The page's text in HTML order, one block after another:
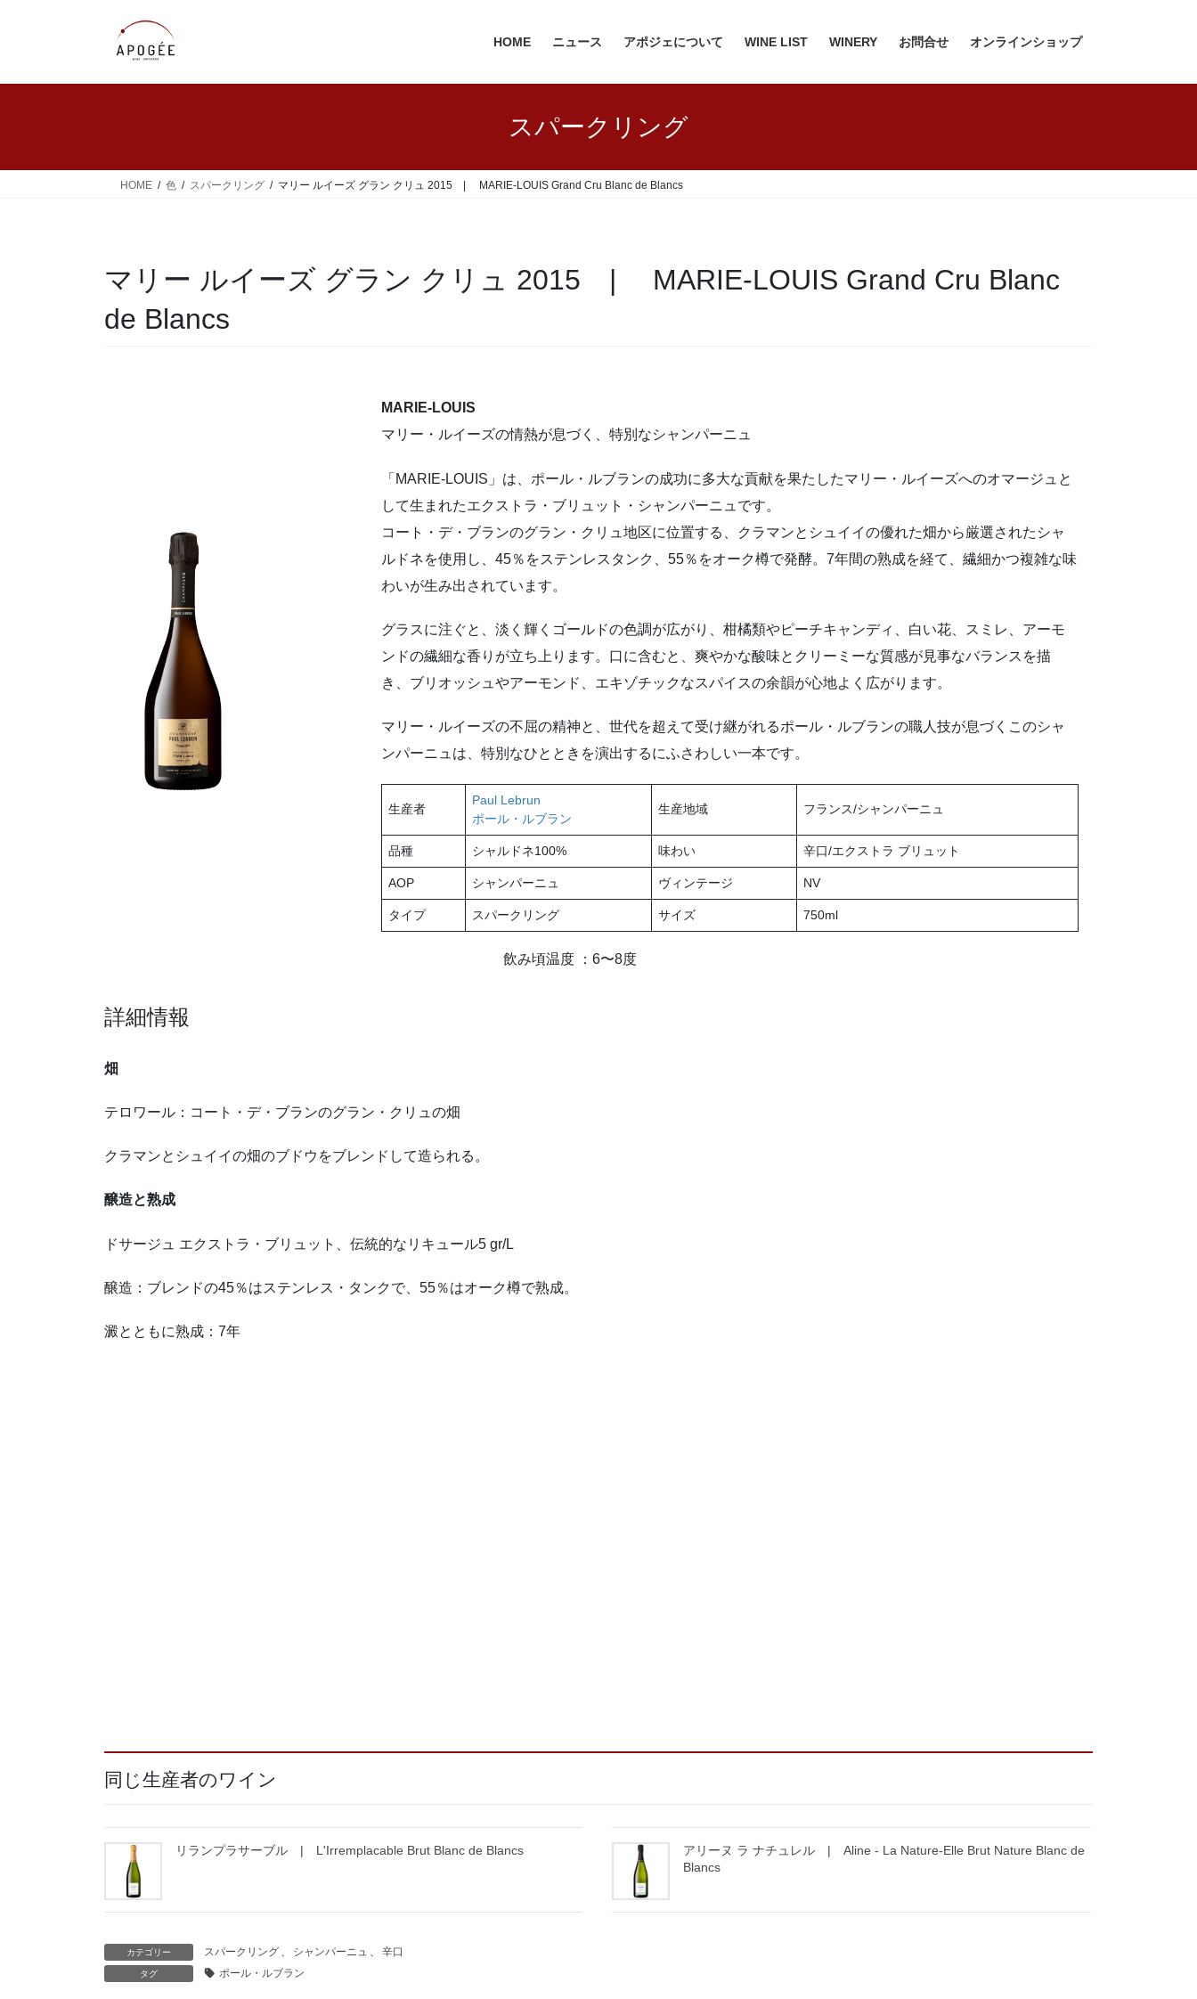
HOME ニュース アポジェについて WINE LIST WINERY お問合せ オンラインショップ
スパークリング
HOME 色 スパークリング マリー ルイーズ グラン クリュ 2015 | MARIE-LOUIS Grand Cru Blanc de Blancs
マリー ルイーズ グラン クリュ 2015 | MARIE-LOUIS Grand Cru Blanc
de Blancs
MARIE-LOUIS
マリー・ルイーズの情熱が息づく、特別なシャンパーニュ
「MARIE-LOUIS」は、ポール・ルブランの成功に多大な貢献を果たしたマリー・ルイーズへのオマージュと
して生まれたエクストラ・ブリュット・シャンパーニュです。
コート・デ・ブランのグラン・クリュ地区に位置する、クラマンとシュイイの優れた畑から厳選されたシャ
ルドネを使用し、45％をステンレスタンク、55％をオーク樽で発酵。7年間の熟成を経て、繊細かつ複雑な味
わいが生み出されています。
グラスに注ぐと、淡く輝くゴールドの色調が広がり、柑橘類やピーチキャンディ、白い花、スミレ、アーモ
ンドの繊細な香りが立ち上ります。口に含むと、爽やかな酸味とクリーミーな質感が見事なバランスを描
き、ブリオッシュやアーモンド、エキゾチックなスパイスの余韻が心地よく広がります。
マリー・ルイーズの不屈の精神と、世代を超えて受け継がれるポール・ルブランの職人技が息づくこのシャ
ンパーニュは、特別なひとときを演出するにふさわしい一本です。
生産者
Paul Lebrun
ポール・ルブラン
生産地域 フランス/シャンパーニュ
品種 シャルドネ100% 味わい 辛口/エクストラ ブリュット
AOP シャンパーニュ ヴィンテージ NV
タイプ スパークリング サイズ 750ml
飲み頃温度 ：6〜8度
詳細情報
畑
テロワール：コート・デ・ブランのグラン・クリュの畑
クラマンとシュイイの畑のブドウをブレンドして造られる。
醸造と熟成
ドサージュ エクストラ・ブリュット、伝統的なリキュール5 gr/L
醸造：ブレンドの45％はステンレス・タンクで、55％はオーク樽で熟成。
澱とともに熟成：7年
同じ生産者のワイン
リランプラサーブル | L'Irremplacable Brut Blanc de Blancs
アリーヌ ラ ナチュレル | Aline - La Nature-Elle Brut Nature Blanc de
Blancs
カテゴリー スパークリング 、 シャンパーニュ 、 辛口
タグ ポール・ルブラン